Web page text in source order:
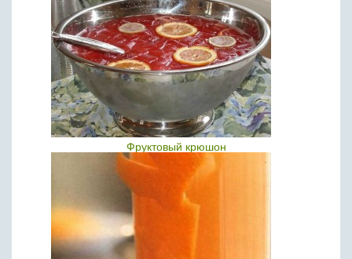
Фруктовый крюшон